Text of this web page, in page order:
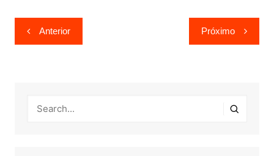
Navegação
de
Anterior Próximo